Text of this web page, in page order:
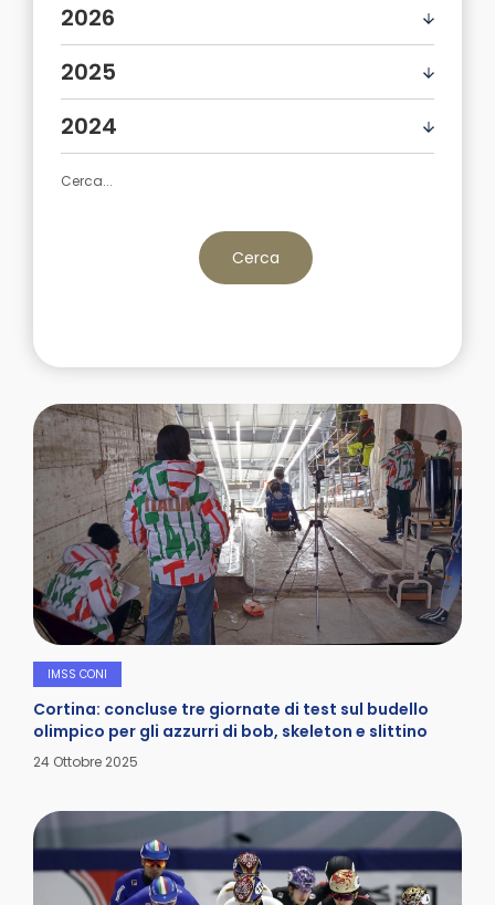
2026
2025
2024
Cerca
IMSS CONI
Cortina: concluse tre giornate di test sul budello
olimpico per gli azzurri di bob, skeleton e slittino
Dettagli
24 Ottobre 2025